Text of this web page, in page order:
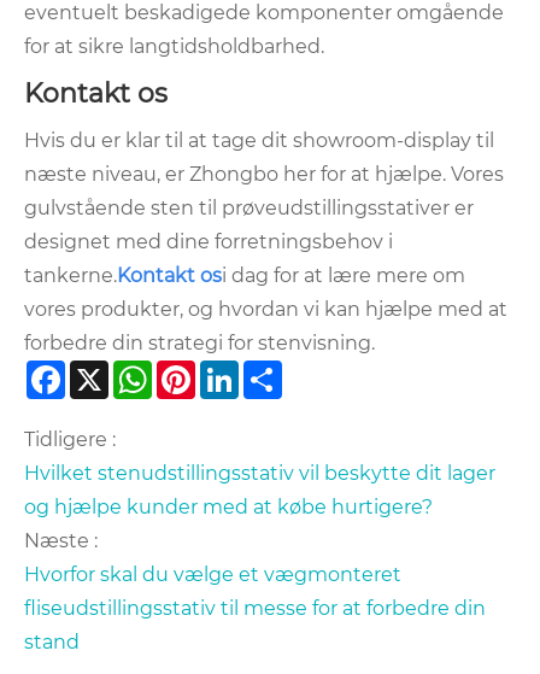
eventuelt beskadigede komponenter omgående
for at sikre langtidsholdbarhed.
Kontakt os
Hvis du er klar til at tage dit showroom-display til
næste niveau, er Zhongbo her for at hjælpe. Vores
gulvstående sten til prøveudstillingsstativer er
designet med dine forretningsbehov i
tankerne.Kontakt osi dag for at lære mere om
vores produkter, og hvordan vi kan hjælpe med at
forbedre din strategi for stenvisning.
Facebook
X WhatsApp
PinterestLinkedIn
Tidligere :
Hvilket stenudstillingsstativ vil beskytte dit lager
og hjælpe kunder med at købe hurtigere?
Næste :
Hvorfor skal du vælge et vægmonteret
fliseudstillingsstativ til messe for at forbedre din
stand